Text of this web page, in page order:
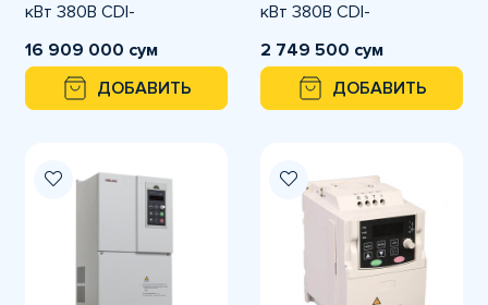
кВт 380В CDI-
E180G075/P093T4 DELIXI
16 909 000 сум
ДОБАВИТЬ
кВт 380В CDI-
E102G5R5/P7R5T4B
DELIXI
2 749 500 сум
ДОБАВИТЬ